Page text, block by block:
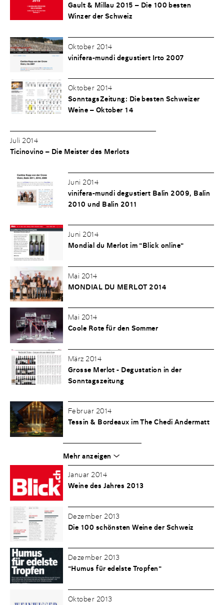
Gault & Millau 2015 – Die 100 besten
Winzer der Schweiz
Oktober 2014
vinifera-mundi degustiert Irto 2007
Oktober 2014
SonntagsZeitung: Die besten Schweizer
Weine – Oktober 14
Juli 2014
Ticinovino – Die Meister des Merlots
Juni 2014
vinifera-mundi degustiert Balin 2009, Balin
2010 und Balin 2011
Juni 2014
Mondial du Merlot im "Blick online"
Mai 2014
MONDIAL DU MERLOT 2014
Mai 2014
Coole Rote für den Sommer
März 2014
Grosse Merlot - Degustation in der
Sonntagszeitung
Februar 2014
Tessin & Bordeaux im The Chedi Andermatt
Mehr anzeigen
Januar 2014
Weine des Jahres 2013
Dezember 2013
Die 100 schönsten Weine der Schweiz
Dezember 2013
"Humus für edelste Tropfen"
Oktober 2013